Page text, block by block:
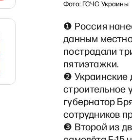
Фото: ГСЧС Украины
❶ Россия
данным
пострадали
пятиэтажки.
❷ Украинские
строительное
губернатор
сотрудников
❸ Второй из